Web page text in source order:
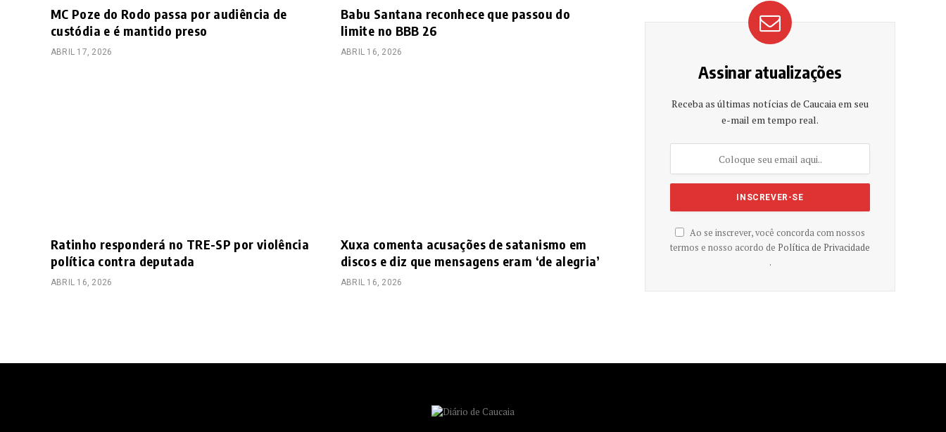
MC Poze do Rodo passa por audiência de
custódia e é mantido preso
ABRIL 17, 2026
Babu Santana reconhece que passou do
limite no BBB 26
ABRIL 16, 2026
Ratinho responderá no TRE-SP por violência
política contra deputada
ABRIL 16, 2026
Xuxa comenta acusações de satanismo em
discos e diz que mensagens eram ‘de alegria’
ABRIL 16, 2026
Assinar atualizações
Receba as últimas notícias de Caucaia em seu
e-mail em tempo real.
Ao se inscrever, você concorda com nossos
termos e nosso acordo de Política de Privacidade
.